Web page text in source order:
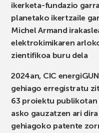
ikerketa-fundazio
planetako ikertzaile
Michel Armand
elektrokimikaren
zientifikoa buru dela
2024an, CIC
gehiago erregistratu
63 proiektu
asko gauzatzen ari
gehiagoko patente